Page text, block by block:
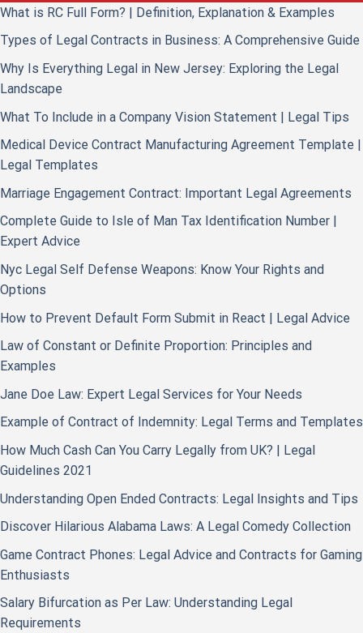
What is RC Full Form? | Definition, Explanation & Examples
Types of Legal Contracts in Business: A Comprehensive Guide
Why Is Everything Legal in New Jersey: Exploring the Legal
Landscape
What To Include in a Company Vision Statement | Legal Tips
Medical Device Contract Manufacturing Agreement Template |
Legal Templates
Marriage Engagement Contract: Important Legal Agreements
Complete Guide to Isle of Man Tax Identification Number |
Expert Advice
Nyc Legal Self Defense Weapons: Know Your Rights and
Options
How to Prevent Default Form Submit in React | Legal Advice
Law of Constant or Definite Proportion: Principles and
Examples
Jane Doe Law: Expert Legal Services for Your Needs
Example of Contract of Indemnity: Legal Terms and Templates
How Much Cash Can You Carry Legally from UK? | Legal
Guidelines 2021
Understanding Open Ended Contracts: Legal Insights and Tips
Discover Hilarious Alabama Laws: A Legal Comedy Collection
Game Contract Phones: Legal Advice and Contracts for Gaming
Enthusiasts
Salary Bifurcation as Per Law: Understanding Legal
Requirements